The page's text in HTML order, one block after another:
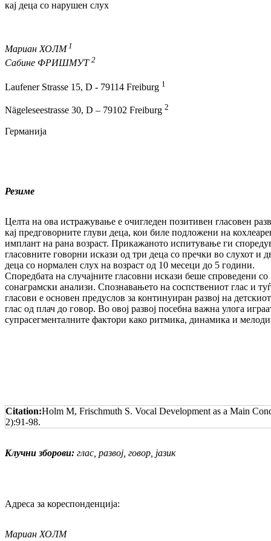
кај деца со нарушен слух
МарианХОЛМ1
Сабине ФРИШМУТ 2
Laufener Strasse 15, D - 79114 Freiburg 1
Nägeleseestrasse 30, D – 79102 Freiburg 2
Германија
Резиме
Целта на ова истражување е очигледен позитивен гласовен
кај предговорните глуви деца, кои биле подложени на
имплант на рана возраст. Прикажаното испитување ги
гласовните говорни искази од три деца со пречки во слухот и
деца со нормален слух на возраст од 10 месеци до 5 години.
Споредбата на случајните гласовни искази беше спроведени со
сонаграмски анализи. Спознавањето на соспствениот глас и
гласови е основен предуслов за континуиран развој на детскиот
глас од плач до говор. Во овој развој посебна важна улога
супрасегменталните фактори како ритмика, динамика и
Citation:Holm M, Frischmuth S. Vocal Development as a Main
2):91-98.
Клучни зборови: глас, развој, говор, јазик
Адреса за кореспонденција:
Мариан ХОЛМ